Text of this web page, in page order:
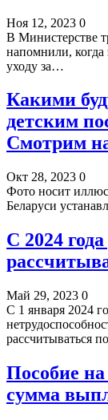
Ноя 12, 2023 0
В Министерстве
напомнили, когда
уходу за…
Какими
детским
Смотрим
Окт 28, 2023 0
Фото носит
Беларуси
С 2024
Май 29, 2023 0
С 1 января 2024
рассчитываться
Пособие на
сумма